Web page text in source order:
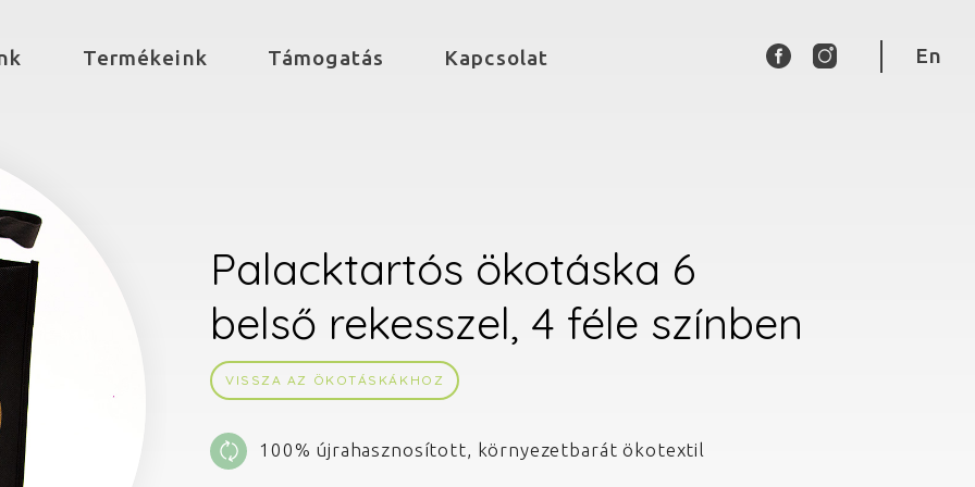
Termékeink Támogatás Kapcsolat En
Palacktartós ökotáska 6
belső rekesszel, 4 féle színben
VISSZA AZ ÖKOTÁSKÁKHOZ
100% újrahasznosított, környezetbarát ökotextil